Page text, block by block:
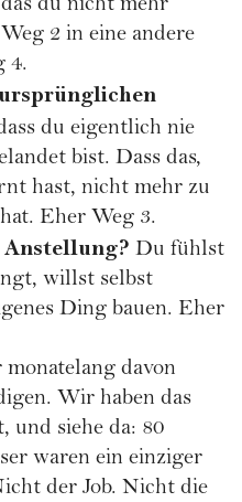
du nicht mehr
2 in eine andere
4.
du eigentlich nie
bist. Dass das,
hast, nicht mehr zu
Eher Weg 3.
Du fühlst
willst selbst
Ding bauen. Eher
davon
Wir haben das
und siehe da: 80
waren ein einziger
der Job. Nicht die